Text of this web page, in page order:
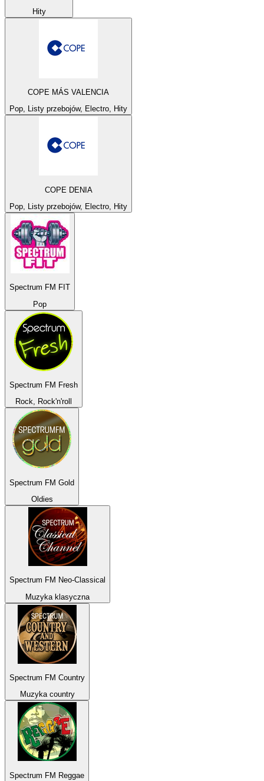
Hity
COPE MÁS VALENCIA
Pop, Listy przebojów, Electro, Hity
COPE DENIA
Pop, Listy przebojów, Electro, Hity
Spectrum FM FIT
Pop
Spectrum FM Fresh
Rock, Rock'n'roll
Spectrum FM Gold
Oldies
Spectrum FM Neo-Classical
Muzyka klasyczna
Spectrum FM Country
Muzyka country
Spectrum FM Reggae